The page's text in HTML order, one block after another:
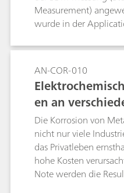
Measurement)
wurde in der
AN-COR-010
en an
Die Korrosion von
nicht nur viele
das Privatleben
hohe Kosten
Note werden die